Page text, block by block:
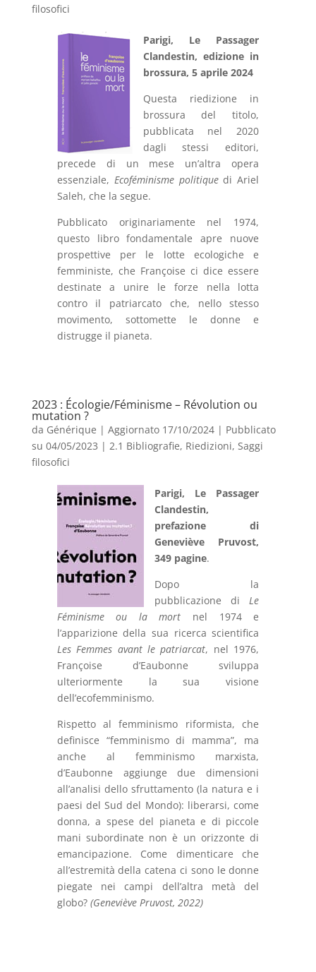
filosofici
Parigi, Le Passager
Clandestin, edizione in
brossura, 5 aprile 2024
Questa riedizione in
brossura del titolo,
pubblicata nel 2020
dagli stessi editori,
precede di un mese un’altra opera
essenziale, Ecoféminisme politiquedi Ariel
Saleh, che la segue.
Pubblicato originariamente nel 1974,
questo libro fondamentale apre nuove
prospettive per le lotte ecologiche e
femministe, che Françoise ci dice essere
destinate a unire le forze nella lotta
contro il patriarcato che, nello stesso
movimento, sottomette le donne e
distrugge il pianeta.
2023 : Écologie/Féminisme – Révolution ou
mutation ?
da Générique | Aggiornato 17/10/2024 | Pubblicato
su 04/05/2023 | 2.1 Bibliografie, Riedizioni, Saggi
filosofici
Parigi, Le Passager
Clandestin,
prefazione di
Geneviève Pruvost,
349 pagine.
Dopo la
pubblicazione diLe
Féminisme ou la mort nel 1974 e
l’apparizione della sua ricerca scientifica
Les Femmes avant le patriarcat, nel 1976,
Françoise d’Eaubonne sviluppa
ulteriormente la sua visione
dell’ecofemminismo.
Rispetto al femminismo riformista, che
definisce “femminismo di mamma”, ma
anche al femminismo marxista,
d’Eaubonne aggiunge due dimensioni
all’analisi dello sfruttamento (la natura e i
paesi del Sud del Mondo): liberarsi, come
donna, a spese del pianeta e di piccole
mani subordinate non è un orizzonte di
emancipazione. Come dimenticare che
all’estremità della catena ci sono le donne
piegate nei campi dell’altra metà del
globo? (Geneviève Pruvost, 2022)